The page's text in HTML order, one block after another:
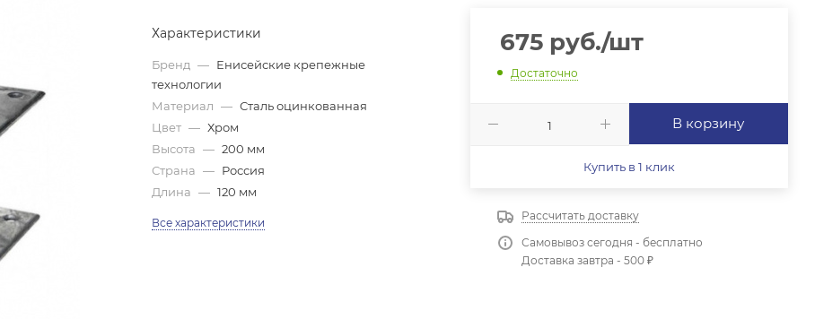
Характеристики
Бренд — Енисейские крепежные
технологии
Материал — Сталь оцинкованная
Цвет — Хром
Высота — 200 мм
Страна — Россия
Длина — 120 мм
Все характеристики
675руб./шт
Достаточно
В корзину
Купить в 1 клик
Рассчитать доставку
Самовывоз сегодня - бесплатно
Доставка завтра - 500 ₽